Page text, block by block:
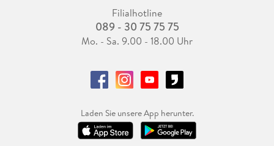
Filialhotline
089 - 30 75 75 75
Mo. - Sa. 9.00 - 18.00 Uhr
Laden Sie unsere App herunter.